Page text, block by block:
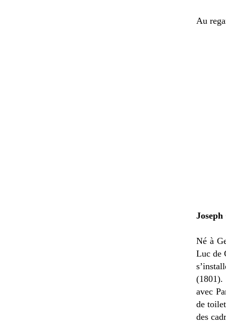
Au
Joseph
Né à
Luc de
(1801).
avec
de
des